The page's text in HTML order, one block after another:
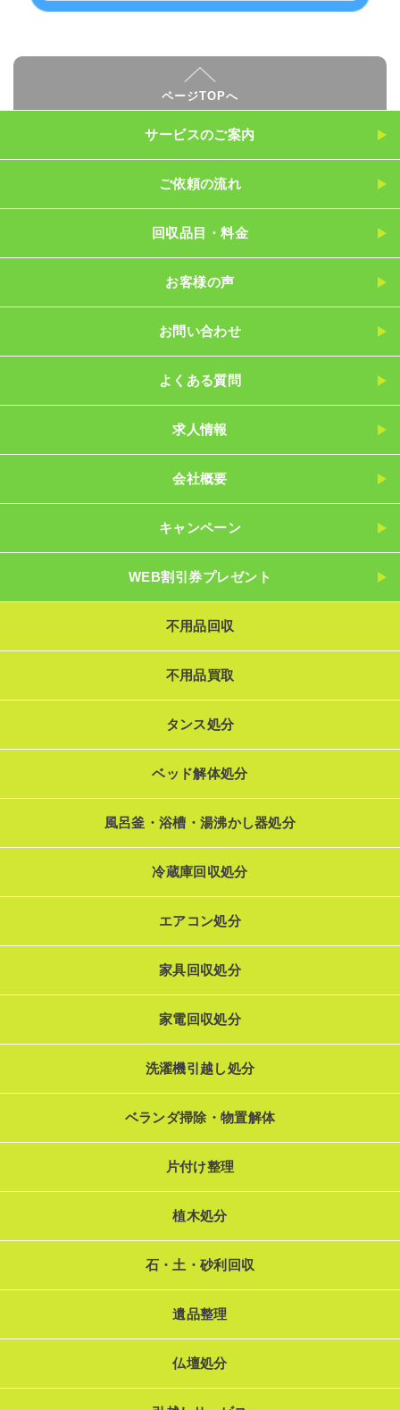
ページTOPへ
サービスのご案内
ご依頼の流れ
回収品目・料金
お客様の声
お問い合わせ
よくある質問
求人情報
会社概要
キャンペーン
WEB割引券プレゼント
不用品回収
不用品買取
タンス処分
ベッド解体処分
風呂釜・浴槽・湯沸かし器処分
冷蔵庫回収処分
エアコン処分
家具回収処分
家電回収処分
洗濯機引越し処分
ベランダ掃除・物置解体
片付け整理
植木処分
石・土・砂利回収
遺品整理
仏壇処分